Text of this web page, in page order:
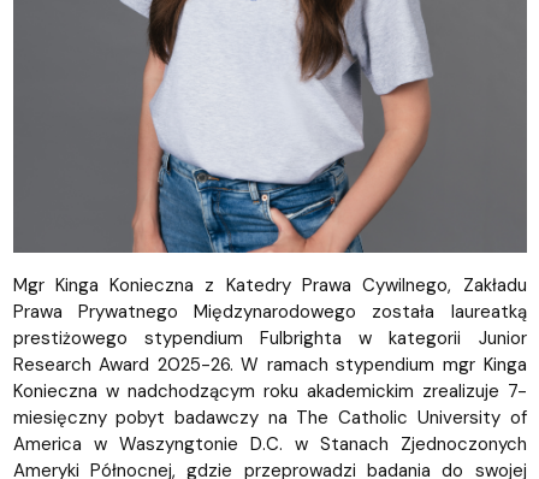
Mgr Kinga Konieczna z Katedry Prawa Cywilnego, Zakładu
Prawa Prywatnego Międzynarodowego została laureatką
prestiżowego stypendium Fulbrighta w kategorii Junior
Research Award 2025-26. W ramach stypendium mgr Kinga
Konieczna w nadchodzącym roku akademickim zrealizuje 7-
miesięczny pobyt badawczy na The Catholic University of
America w Waszyngtonie D.C. w Stanach Zjednoczonych
Ameryki Północnej, gdzie przeprowadzi badania do swojej